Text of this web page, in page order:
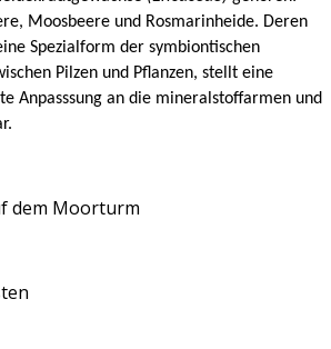
Moosbeere und Rosmarinheide. Deren
Spezialform der symbiontischen
Pilzen und Pflanzen, stellt eine
Anpasssung an die mineralstoffarmen und
dem Moorturm